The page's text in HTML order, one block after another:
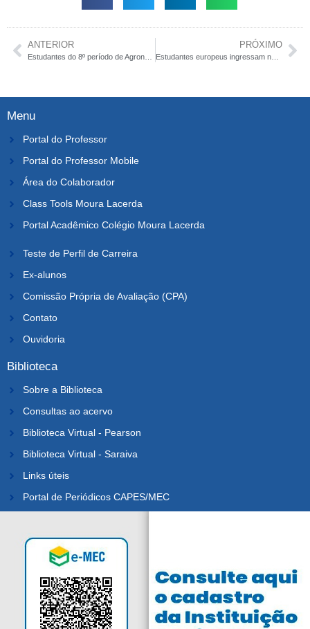
ANTERIOR
Estudantes do 8º período de Agronomia conhecem dia a dia da Ceagesp
PRÓXIMO
Estudantes europeus ingressam no Curso de RI do Moura Lacerda
Menu
Portal do Professor
Portal do Professor Mobile
Área do Colaborador
Class Tools Moura Lacerda
Portal Acadêmico Colégio Moura Lacerda
Teste de Perfil de Carreira
Ex-alunos
Comissão Própria de Avaliação (CPA)
Contato
Ouvidoria
Biblioteca
Sobre a Biblioteca
Consultas ao acervo
Biblioteca Virtual - Pearson
Biblioteca Virtual - Saraiva
Links úteis
Portal de Periódicos CAPES/MEC